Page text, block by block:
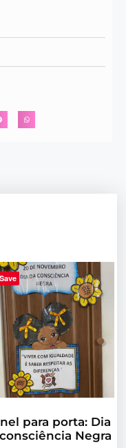
Save
para porta: Dia
Negra